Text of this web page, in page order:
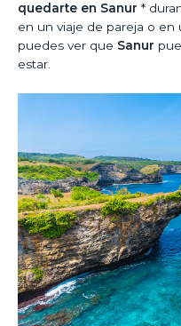
quedarte en Sanur *
en un viaje de pareja o en
puedes ver que Sanur
estar.